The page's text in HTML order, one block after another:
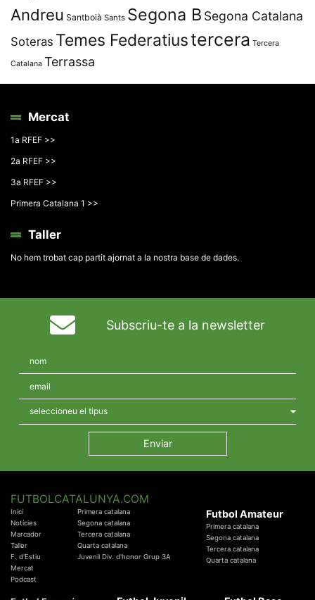
Andreu Santboià Sants Segona B Segona Catalana
Soteras Temes Federatiustercera Tercera
Catalana Terrassa
Mercat
1a RFEF >>
2a RFEF >>
3a RFEF >>
Primera Catalana 1 >>
Taller
No hem trobat cap partit ajornat a la nostra base de dades.
Subscriu-te a la newsletter
FUTBOLCATALUNYA.COM
Inici
Notícies
Marcador
Taller
F. d'Estiu
Mercat
Podcast
Primera catalana
Segona catalana
Tercera catalana
Quarta catalana
Juvenil Div. d'honor Grup 3A
Futbol Amateur
Primera catalana
Segona catalana
Tercera catalana
Quarta catalana